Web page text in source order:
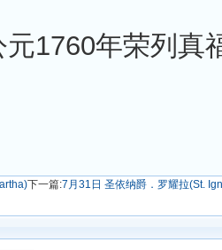
1760年荣列真
下一篇:7月31日 圣依纳爵．罗耀拉(St.